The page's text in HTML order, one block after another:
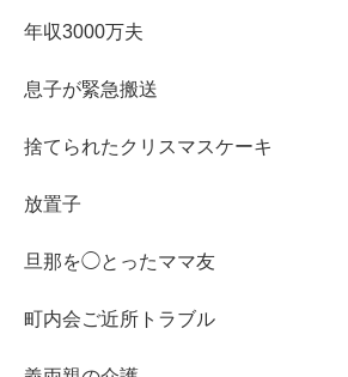
年収3000万夫
息子が緊急搬送
捨てられたクリスマスケーキ
放置子
旦那を◯とったママ友
町内会ご近所トラブル